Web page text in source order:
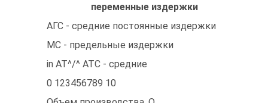
переменные издержки
АГС - средние постоянные издержки
МС - предельные издержки
in АТ^/^ АТС - средние
0 123456789 10